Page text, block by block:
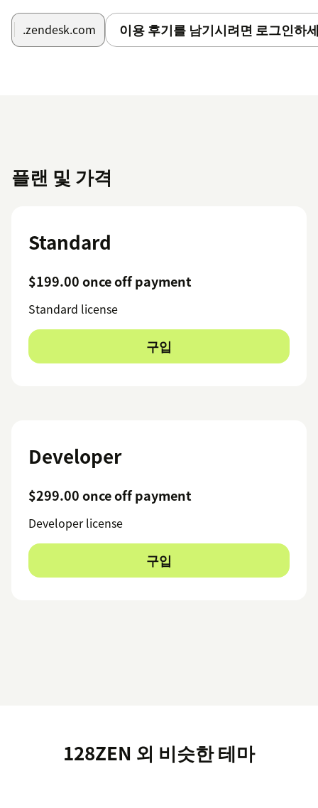
.zendesk.com 이용 후기를 남기시려면 로그인하
플랜 및 가격
Standard
$199.00 once off payment
Standard license
구입
Developer
$299.00 once off payment
Developer license
구입
128ZEN 외 비슷한 테마